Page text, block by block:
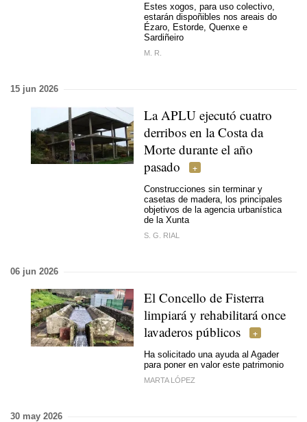
Estes xogos, para uso colectivo,
estarán dispoñibles nos areais do
Ézaro, Estorde, Quenxe e
Sardiñeiro
M. R.
15 jun 2026
La APLU ejecutó cuatro
derribos en la Costa da
Morte durante el año
pasado
Construcciones sin terminar y
casetas de madera, los principales
objetivos de la agencia urbanística
de la Xunta
S. G. RIAL
06 jun 2026
El Concello de Fisterra
limpiará y rehabilitará once
lavaderos públicos
Ha solicitado una ayuda al Agader
para poner en valor este patrimonio
MARTA LÓPEZ
30 may 2026